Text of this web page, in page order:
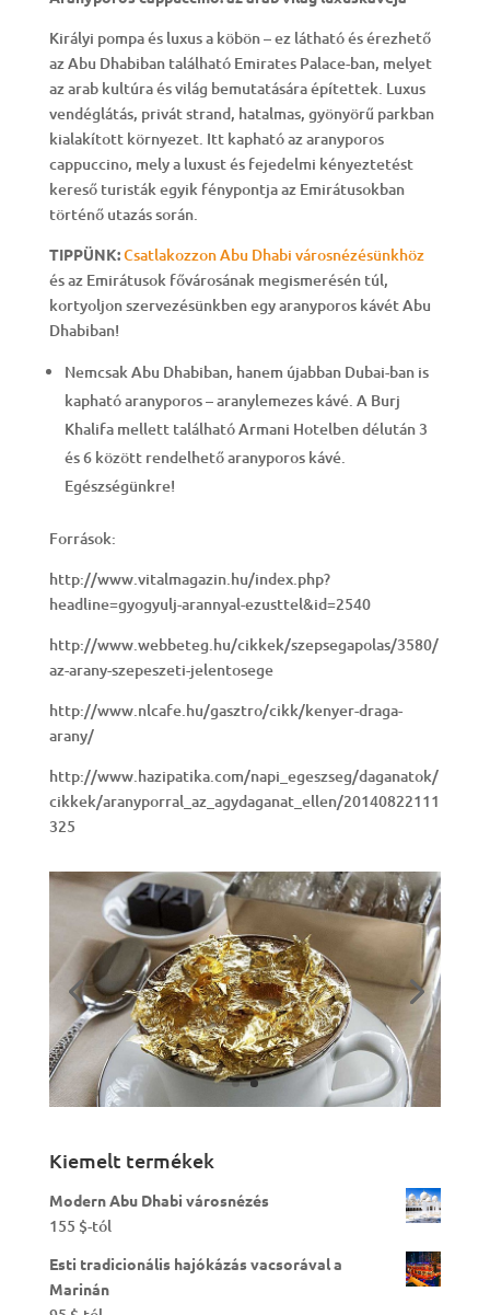
Királyi pompa és luxus a köbön – ez látható és érezhető
az Abu Dhabiban található Emirates Palace-ban, melyet
az arab kultúra és világ bemutatására építettek. Luxus
vendéglátás, privát strand, hatalmas, gyönyörű parkban
kialakított környezet. Itt kapható az aranyporos
cappuccino, mely a luxust és fejedelmi kényeztetést
kereső turisták egyik fénypontja az Emirátusokban
történő utazás során.
TIPPÜNK:Csatlakozzon Abu Dhabi városnézésünkhöz
és az Emirátusok fővárosának megismerésén túl,
kortyoljon szervezésünkben egy aranyporos kávét Abu
Dhabiban!
Nemcsak Abu Dhabiban, hanem újabban Dubai-ban is
kapható aranyporos – aranylemezes kávé. A Burj
Khalifa mellett található Armani Hotelben délután 3
és 6 között rendelhető aranyporos kávé.
Egészségünkre!
Források:
http://www.vitalmagazin.hu/index.php?
headline=gyogyulj-arannyal-ezusttel&id=2540
http://www.webbeteg.hu/cikkek/szepsegapolas/3580/
az-arany-szepeszeti-jelentosege
http://www.nlcafe.hu/gasztro/cikk/kenyer-draga-
arany/
http://www.hazipatika.com/napi_egeszseg/daganatok/
cikkek/aranyporral_az_agydaganat_ellen/20140822111
325